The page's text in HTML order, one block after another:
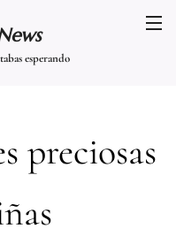
esperando
preciosas